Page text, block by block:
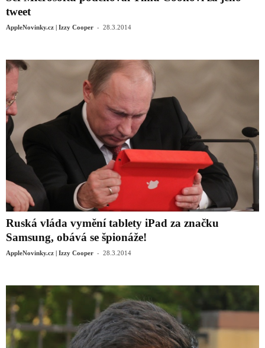
tweet
AppleNovinky.cz | Izzy Cooper - 28.3.2014
Ruská vláda vymění tablety iPad za značku
Samsung, obává se špionáže!
AppleNovinky.cz | Izzy Cooper - 28.3.2014